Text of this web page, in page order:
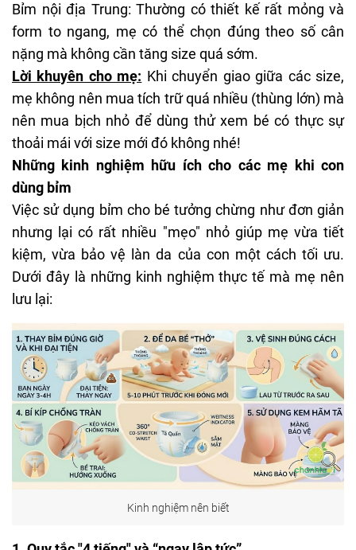
Bỉm nội địa Trung: Thường có thiết kế rất mỏng và
form to ngang, mẹ có thể chọn đúng theo số cân
nặng mà không cần tăng size quá sớm.
Lời khuyên cho mẹ: Khi chuyển giao giữa các size,
mẹ không nên mua tích trữ quá nhiều (thùng lớn) mà
nên mua bịch nhỏ để dùng thử xem bé có thực sự
thoải mái với size mới đó không nhé!
Những kinh nghiệm hữu ích cho các mẹ khi con
dùng bỉm
Việc sử dụng bỉm cho bé tưởng chừng như đơn giản
nhưng lại có rất nhiều "mẹo" nhỏ giúp mẹ vừa tiết
kiệm, vừa bảo vệ làn da của con một cách tối ưu.
Dưới đây là những kinh nghiệm thực tế mà mẹ nên
lưu lại:
Kinh nghiệm nên biết